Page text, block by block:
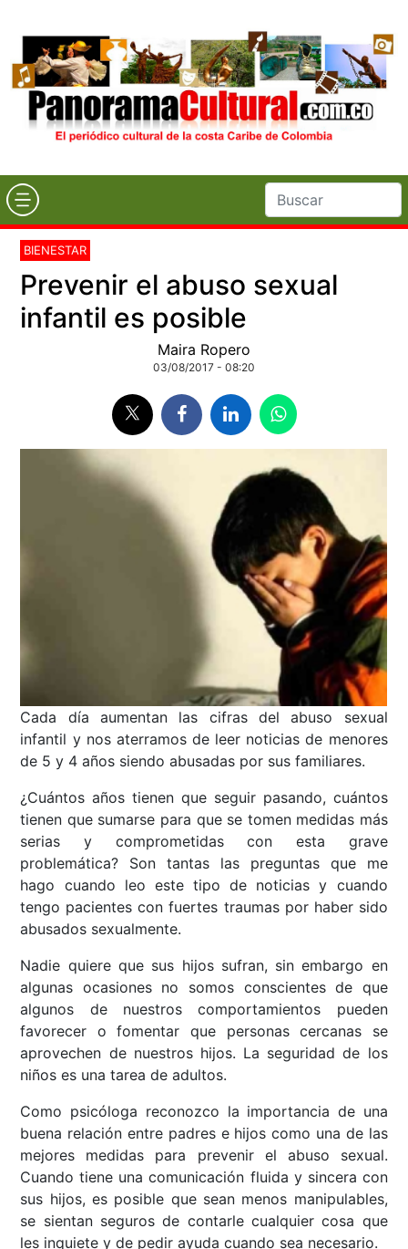
BIENESTAR
Prevenir el abuso sexual
infantil es posible
Maira Ropero
03/08/2017 - 08:20
Cada día aumentan las cifras del abuso sexual
infantil y nos aterramos de leer noticias de menores
de 5 y 4 años siendo abusadas por sus familiares.
¿Cuántos años tienen que seguir pasando, cuántos
tienen que sumarse para que se tomen medidas más
serias y comprometidas con esta grave
problemática? Son tantas las preguntas que me
hago cuando leo este tipo de noticias y cuando
tengo pacientes con fuertes traumas por haber sido
abusados sexualmente.
Nadie quiere que sus hijos sufran, sin embargo en
algunas ocasiones no somos conscientes de que
algunos de nuestros comportamientos pueden
favorecer o fomentar que personas cercanas se
aprovechen de nuestros hijos. La seguridad de los
niños es una tarea de adultos.
Como psicóloga reconozco la importancia de una
buena relación entre padres e hijos como una de las
mejores medidas para prevenir el abuso sexual.
Cuando tiene una comunicación fluida y sincera con
sus hijos, es posible que sean menos manipulables,
se sientan seguros de contarle cualquier cosa que
les inquiete y de pedir ayuda cuando sea necesario.